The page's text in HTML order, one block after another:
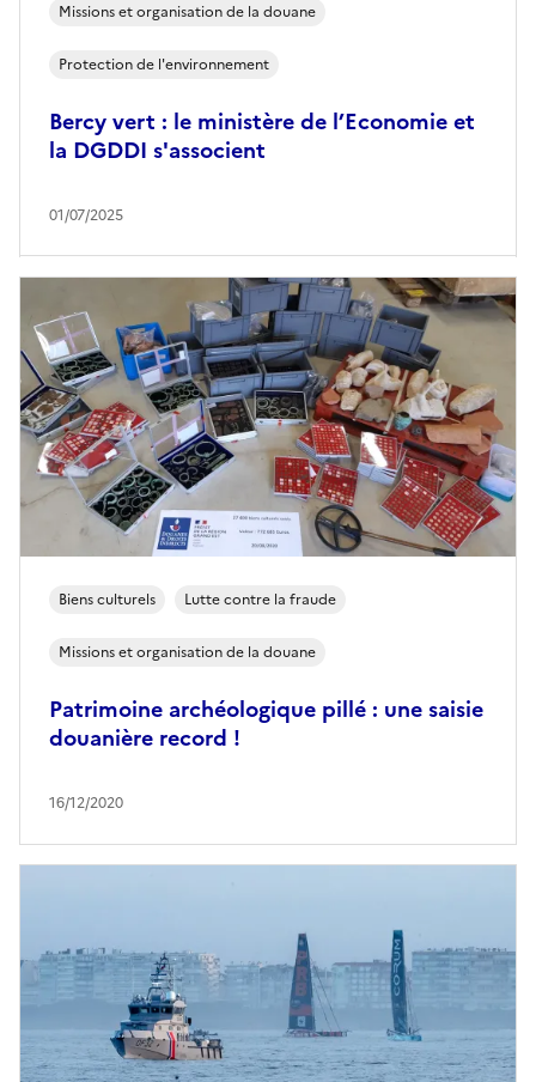
Missions et organisation de la douane
Protection de l'environnement
01/07/2025
Bercy vert : le ministère de l’Economie et
la DGDDI s'associent
Biens culturels Lutte contre la fraude
Missions et organisation de la douane
16/12/2020
Patrimoine archéologique pillé : une saisie
douanière record !